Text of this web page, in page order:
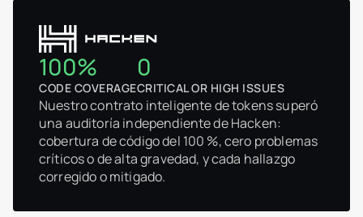
100%
CODE COVERAGE
0
CRITICAL OR HIGH ISSUES
Nuestro contrato inteligente de tokens superó
una auditoría independiente de Hacken:
cobertura de código del 100 %, cero problemas
críticos o de alta gravedad, y cada hallazgo
corregido o mitigado.